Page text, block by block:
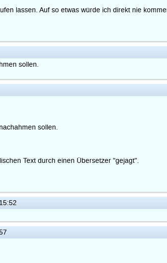
lassen. Auf so etwas würde ich direkt nie
sollen.
sollen.
Text durch einen Übersetzer "gejagt".